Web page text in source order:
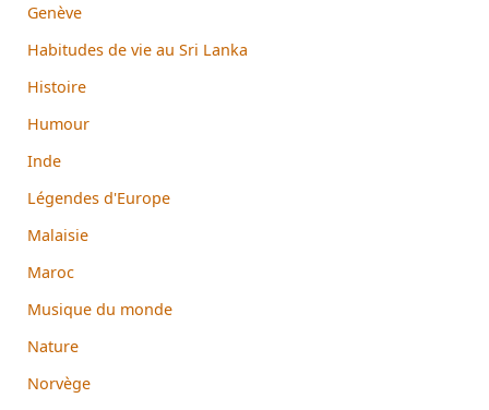
Genève
Habitudes de vie au Sri Lanka
Histoire
Humour
Inde
Légendes d'Europe
Malaisie
Maroc
Musique du monde
Nature
Norvège